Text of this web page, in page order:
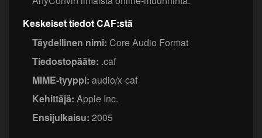
Keskeiset tiedot CAF:stä
Täydellinen nimi: Core Audio Format
Tiedostopääte: .caf
MIME-tyyppi: audio/x-caf
Kehittäjä: Apple Inc.
Ensijulkaisu: 2005